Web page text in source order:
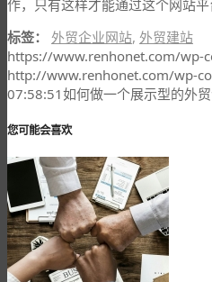
作，只有这样才能通过这个网站平
标签：
外贸企业网站, 外贸建站
https://www.renhonet.com/wp-
http://www.renhonet.com/wp-
07:58:51如何做一个展示型的外
您可能会喜欢